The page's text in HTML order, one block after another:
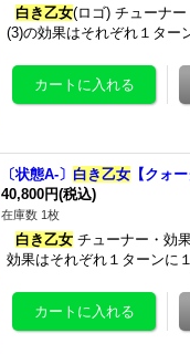
白き乙女(ロゴ) チューナ
(3)の効果はそれぞれ１タ
〔状態A-〕 白き乙女 【クォ
40,800円(税込)
在庫数 1枚
白き乙女 チューナー・効
効果はそれぞれ１ターンに